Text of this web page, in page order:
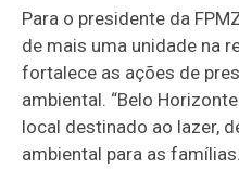
Para o presidente da
de mais uma unidade na
fortalece as ações de
ambiental. “Belo
local destinado ao lazer,
ambiental para as